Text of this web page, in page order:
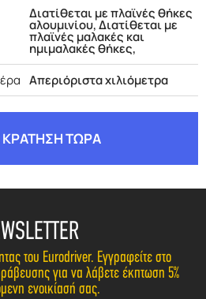
Διατίθεται με πλαϊνές θήκες
αλουμινίου, Διατίθεται με
πλαϊνές μαλακές και
ημιμαλακές θήκες,
Απεριόριστα χιλιόμετρα
ΚΡΑΤΗΣΗ ΤΩΡΑ
του Eurodriver. Εγγραφείτε στο
για να λάβετε έκπτωση 5%
ενοικίασή σας.